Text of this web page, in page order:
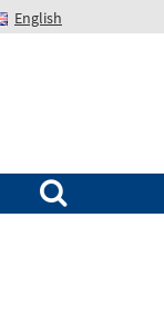
English
Suchen nach: